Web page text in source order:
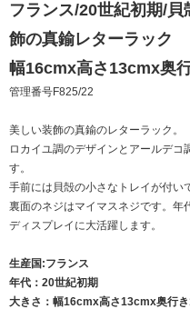
フランス/20世紀初期/
飾の真鍮レターラック
幅16cmx高さ13cmx奥
管理番号F825/22
美しい装飾の真鍮のレターラック。
ロカイユ調のデザインとアールデ
す。
手前には貝殻の小さなトレイが付い
裏面のネジはマイマスネジです。年
ディスプレイに大活躍します。
生産国:フランス
年代：20世紀初期
大きさ：幅16cmx高さ13cmx奥行